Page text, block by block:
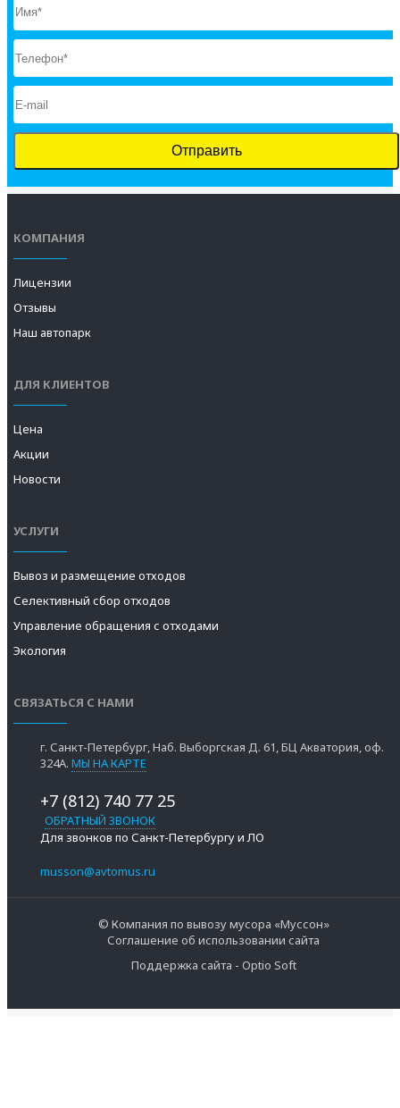
КОМПАНИЯ
Лицензии
Отзывы
Наш автопарк
ДЛЯ КЛИЕНТОВ
Цена
Акции
Новости
УСЛУГИ
Вывоз и размещение отходов
Селективный сбор отходов
Управление обращения с отходами
Экология
СВЯЗАТЬСЯ С НАМИ
г. Санкт-Петербург, Наб. Выборгская Д. 61, БЦ Акватория, оф.
324А. МЫ НА КАРТЕ
+7 (812) 740 77 25
ОБРАТНЫЙ ЗВОНОК
Для звонков по Санкт-Петербургу и ЛО
musson@avtomus.ru
© Компания по вывозу мусора «Муссон»
Соглашение об использовании сайта
Поддержка сайта - Optio Soft